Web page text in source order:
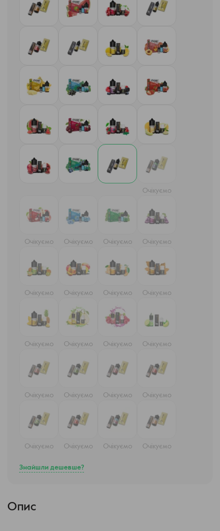
Очікуємо
Очікуємо Очікуємо Очікуємо Очікуємо
Очікуємо Очікуємо Очікуємо Очікуємо
Очікуємо Очікуємо Очікуємо Очікуємо
Очікуємо Очікуємо Очікуємо Очікуємо
Очікуємо Очікуємо Очікуємо Очікуємо
Знайшли дешевше?
Опис